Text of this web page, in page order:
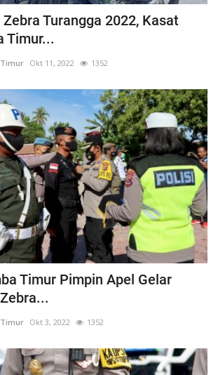
Turangga 2022, Kasat
Timur...
Okt 11, 2022 1352
Timur Pimpin Apel Gelar
Okt 3, 2022 1352